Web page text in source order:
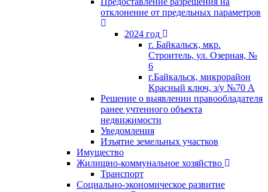
отклонение от предельных параметров
2024 год
г. Байкальск, мкр.
Строитель, ул. Озерная, №
6
г.Байкальск, микрорайон
Красный ключ, з/у №70 А
Решение о выявлении правообладателя
ранее учтенного объекта
недвижимости
Уведомления
Изъятие земельных участков
Имущество
Жилищно-коммунальное хозяйство
Транспорт
Социально-экономическое развитие